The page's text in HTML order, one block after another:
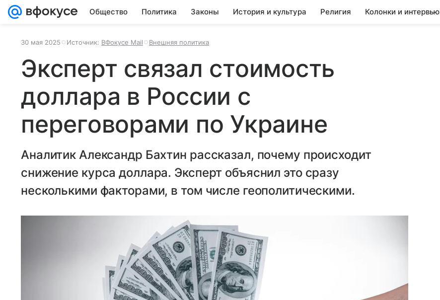
Общество Политика Законы История и культура Религия Колонки и интервью
30 мая 2025 Источник: ВФокусе Mail Внешняя политика
Эксперт связал стоимость
доллара в России с
переговорами по Украине
Аналитик Александр Бахтин рассказал, почему происходит
снижение курса доллара. Эксперт объяснил это сразу
несколькими факторами, в том числе геополитическими.